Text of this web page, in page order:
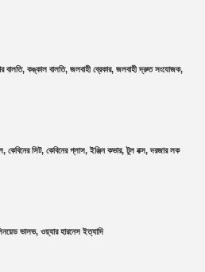
বালতি, কঙ্কাল বালতি, জলবাহী ব্রেকার, জলবাহী দ্রুত সংযোজক,
কেবিনের সিট, কেবিনের গ্লাস, ইঞ্জিন কভার, টুল বক্স, দরজার লক
ভালভ, ওয়্যার হারনেস ইত্যাদি